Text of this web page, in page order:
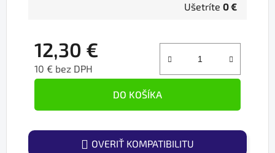
Ušetríte 0 €
12,30 €
10 € bez DPH
DO KOŠÍKA
OVERIŤ KOMPATIBILITU